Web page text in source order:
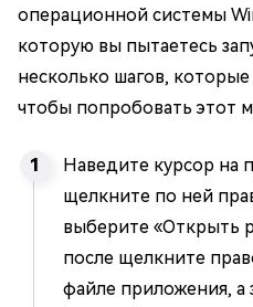
операционной системы
которую вы пытаетесь
несколько шагов,
чтобы попробовать этот
Наведите курсор на
щелкните по ней
выберите «Открыть
после щелкните
файле приложения, а